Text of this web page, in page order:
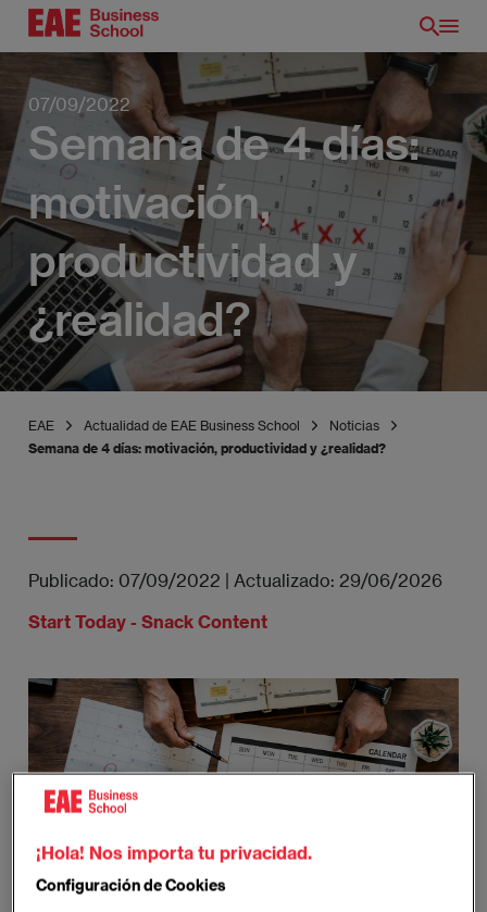
Pasar
principal
07/09/2022
Semana de 4 días:
motivación,
productividad y
¿realidad?
EAE Actualidad de EAE Business School
Noticias
Semana de 4 días: motivación, productividad y ¿realidad?
Publicado: 07/09/2022 Actualizado: 29/06/2026
Start Today - Snack Content
¡Hola! Nos importa tu privacidad.
Configuración de Cookies